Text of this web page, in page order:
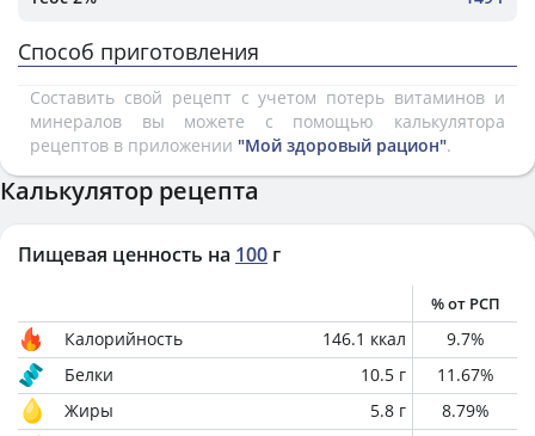
Способ приготовления
Составить свой рецепт с учетом потерь витаминов и
минералов вы можете с помощью калькулятора
рецептов в приложении "Мой здоровый рацион".
Калькулятор рецепта
Пищевая ценность на 100 г
% от РСП
Калорийность 146.1 ккал 9.7%
Белки
10.5 г 11.67%
Жиры
5.8 г 8.79%